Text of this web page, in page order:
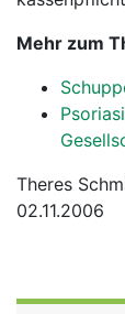
Mehr zum
Theres
02.11.2006